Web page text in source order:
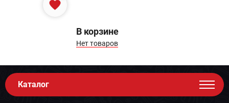
В корзине
Нет товаров
Каталог